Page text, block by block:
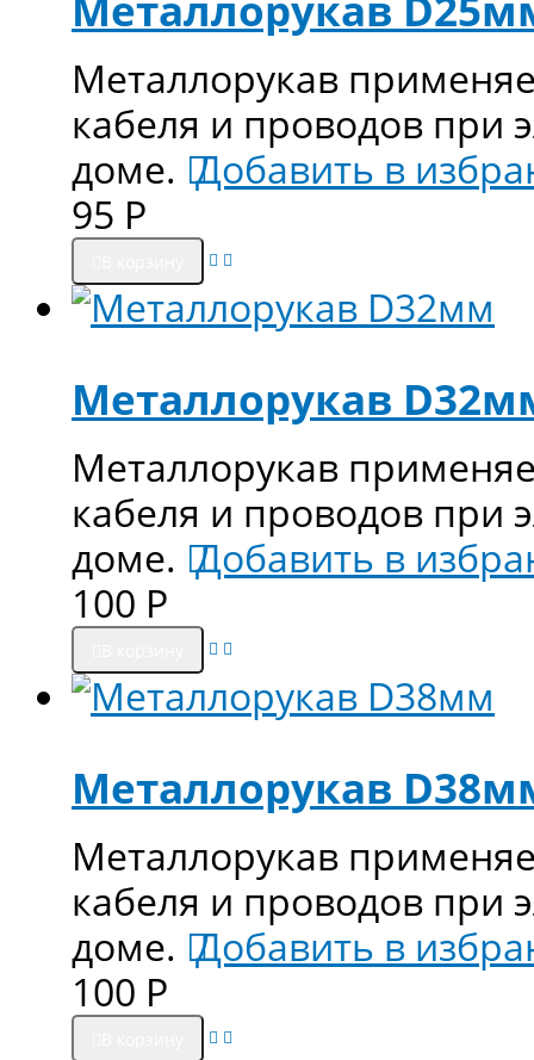
Металлорукав
кабеля и проводов при
доме. Добавить в
95 Р
Металлорукав
Металлорукав
кабеля и проводов при
доме. Добавить в
100 Р
Металлорукав
Металлорукав
кабеля и проводов при
доме. Добавить в
100 Р